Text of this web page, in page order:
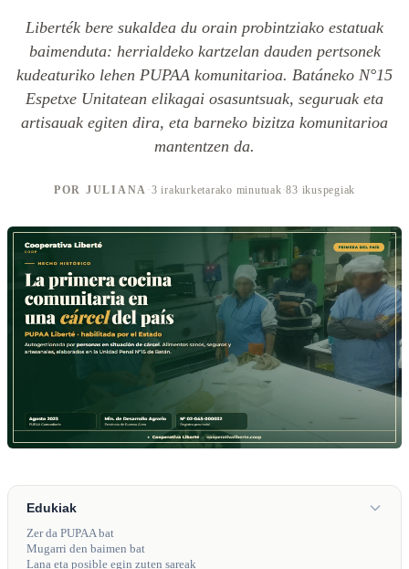
Liberték bere sukaldea du orain probintziako estatuak
baimenduta: herrialdeko kartzelan dauden pertsonek
kudeaturiko lehen PUPAA komunitarioa. Batáneko N°15
Espetxe Unitatean elikagai osasuntsuak, seguruak eta
artisauak egiten dira, eta barneko bizitza komunitarioa
mantentzen da.
POR JULIANA ·3 irakurketarako minutuak·83 ikuspegiak
Edukiak
Zer da PUPAA bat
Mugarri den baimen bat
Lana eta posible egin zuten sareak